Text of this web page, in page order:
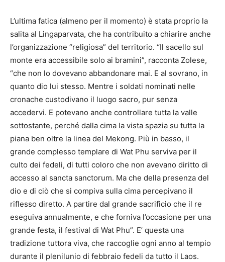
L’ultima fatica (almeno per il momento) è stata proprio la
salita al Lingaparvata, che ha contribuito a chiarire anche
l’organizzazione “religiosa” del territorio. “Il sacello sul
monte era accessibile solo ai bramini”, racconta Zolese,
“che non lo dovevano abbandonare mai. E al sovrano, in
quanto dio lui stesso. Mentre i soldati nominati nelle
cronache custodivano il luogo sacro, pur senza
accedervi. E potevano anche controllare tutta la valle
sottostante, perché dalla cima la vista spazia su tutta la
piana ben oltre la linea del Mekong. Più in basso, il
grande complesso templare di Wat Phu serviva per il
culto dei fedeli, di tutti coloro che non avevano diritto di
accesso al sancta sanctorum. Ma che della presenza del
dio e di ciò che si compiva sulla cima percepivano il
riflesso diretto. A partire dal grande sacrificio che il re
eseguiva annualmente, e che forniva l’occasione per una
grande festa, il festival di Wat Phu”. E’ questa una
tradizione tuttora viva, che raccoglie ogni anno al tempio
durante il plenilunio di febbraio fedeli da tutto il Laos.